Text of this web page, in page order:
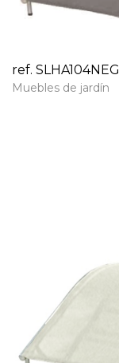
ref.
Muebles de jardín